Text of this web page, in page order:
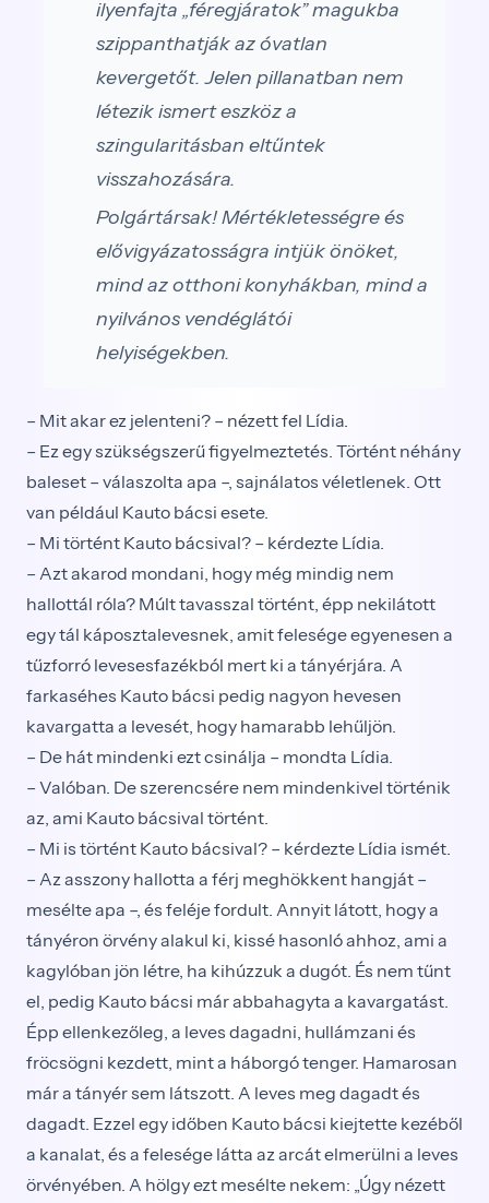
ilyenfajta „féregjáratok” magukba
szippanthatják az óvatlan
kevergetőt. Jelen pillanatban nem
létezik ismert eszköz a
szingularitásban eltűntek
visszahozására.
Polgártársak! Mértékletességre és
elővigyázatosságra intjük önöket,
mind az otthoni konyhákban, mind a
nyilvános vendéglátói
helyiségekben.
– Mit akar ez jelenteni? – nézett fel Lídia.
– Ez egy szükségszerű figyelmeztetés. Történt néhány
baleset – válaszolta apa –, sajnálatos véletlenek. Ott
van például Kauto bácsi esete.
– Mi történt Kauto bácsival? – kérdezte Lídia.
– Azt akarod mondani, hogy még mindig nem
hallottál róla? Múlt tavasszal történt, épp nekilátott
egy tál káposztalevesnek, amit felesége egyenesen a
tűzforró levesesfazékból mert ki a tányérjára. A
farkaséhes Kauto bácsi pedig nagyon hevesen
kavargatta a levesét, hogy hamarabb lehűljön.
– De hát mindenki ezt csinálja – mondta Lídia.
– Valóban. De szerencsére nem mindenkivel történik
az, ami Kauto bácsival történt.
– Mi is történt Kauto bácsival? – kérdezte Lídia ismét.
– Az asszony hallotta a férj meghökkent hangját –
mesélte apa –, és feléje fordult. Annyit látott, hogy a
tányéron örvény alakul ki, kissé hasonló ahhoz, ami a
kagylóban jön létre, ha kihúzzuk a dugót. És nem tűnt
el, pedig Kauto bácsi már abbahagyta a kavargatást.
Épp ellenkezőleg, a leves dagadni, hullámzani és
fröcsögni kezdett, mint a háborgó tenger. Hamarosan
már a tányér sem látszott. A leves meg dagadt és
dagadt. Ezzel egy időben Kauto bácsi kiejtette kezéből
a kanalat, és a felesége látta az arcát elmerülni a leves
örvényében. A hölgy ezt mesélte nekem: „Úgy nézett